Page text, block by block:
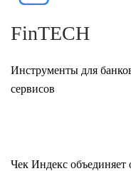
FinTECH
Инструменты для
сервисов
Чек Индекс объединяет